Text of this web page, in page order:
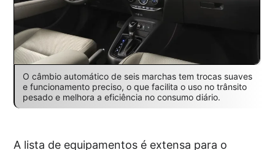
O câmbio automático de seis marchas tem trocas suaves
e funcionamento preciso, o que facilita o uso no trânsito
pesado e melhora a eficiência no consumo diário.
A lista de equipamentos é extensa para o